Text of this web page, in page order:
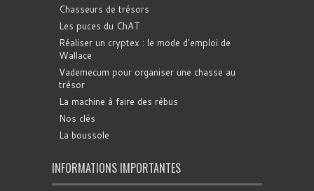
Chasseurs de trésors
Les puces du ChAT
Réaliser un cryptex : le mode d'emploi de
Wallace
Vademecum pour organiser une chasse au
trésor
La machine à faire des rébus
Nos clés
La boussole
INFORMATIONS IMPORTANTES